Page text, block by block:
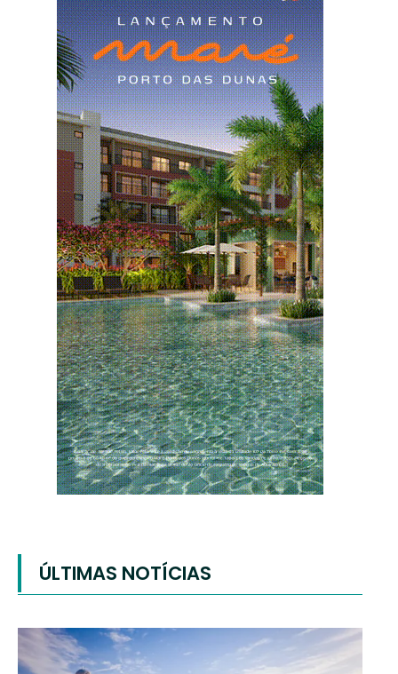
ÚLTIMAS NOTÍCIAS